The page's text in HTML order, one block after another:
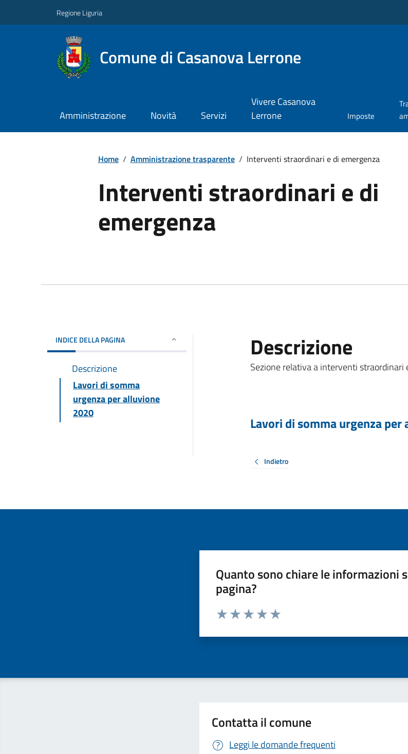
Regione Liguria
Comune di Casanova Lerrone
Amministrazione Novità Servizi
Vivere Casanova
Lerrone
Imposte
Home / Amministrazione trasparente / Interventi straordinari e di emergenza
Interventi straordinari e di
emergenza
INDICE DELLA PAGINA
Descrizione
Lavori di somma
urgenza per alluvione
2020
Descrizione
Sezione relativa a interventi
Lavori di somma urgenza per
Indietro
Quanto sono chiare le informazioni
pagina?
Valuta da 1 a 5 stelle la pagina
Contatta il comune
Leggi le domande frequenti